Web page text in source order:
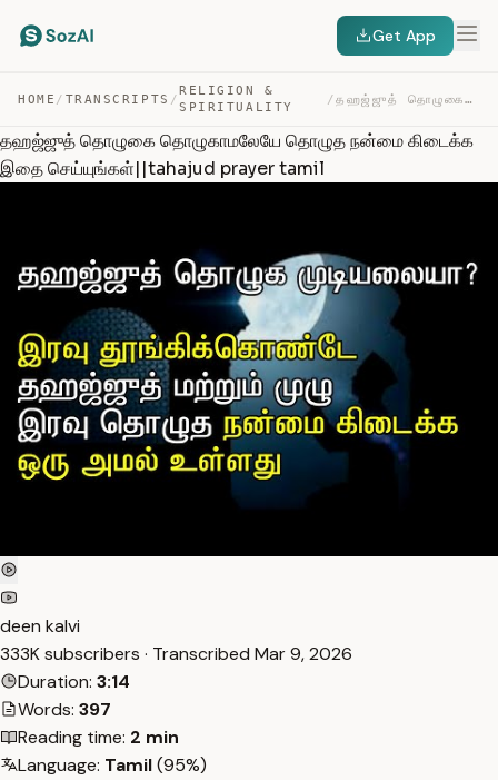
Get App
HOME / TRANSCRIPTS /
RELIGION &
SPIRITUALITY
/ தஹஜ்ஜுத் தொழுகை தொழுகாமலேயே தொழுத நன்மை கிடைக்க இதை செய… — TRANSCRIPT
தஹஜ்ஜுத் தொழுகை தொழுகாமலேயே தொழுத நன்மை கிடைக்க
இதை செய்யுங்கள்||tahajud prayer tamil
deen kalvi
333K subscribers · Transcribed Mar 9, 2026
Duration: 3:14
Words: 397
Reading time: 2 min
Language: Tamil(95%)